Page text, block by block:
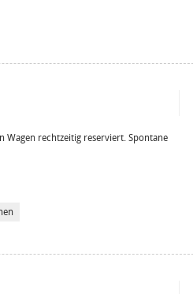
Wagen rechtzeitig reserviert. Spontane